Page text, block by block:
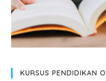
KURSUS PENDIDIKAN